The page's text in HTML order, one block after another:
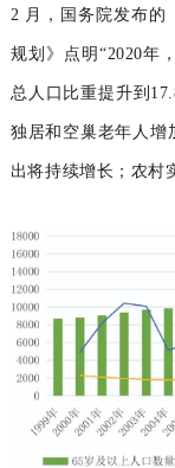
2 月，国务院发布的
规划》点明“2020年
总人口比重提升到
独居和空巢老年人增
出将持续增长；农村